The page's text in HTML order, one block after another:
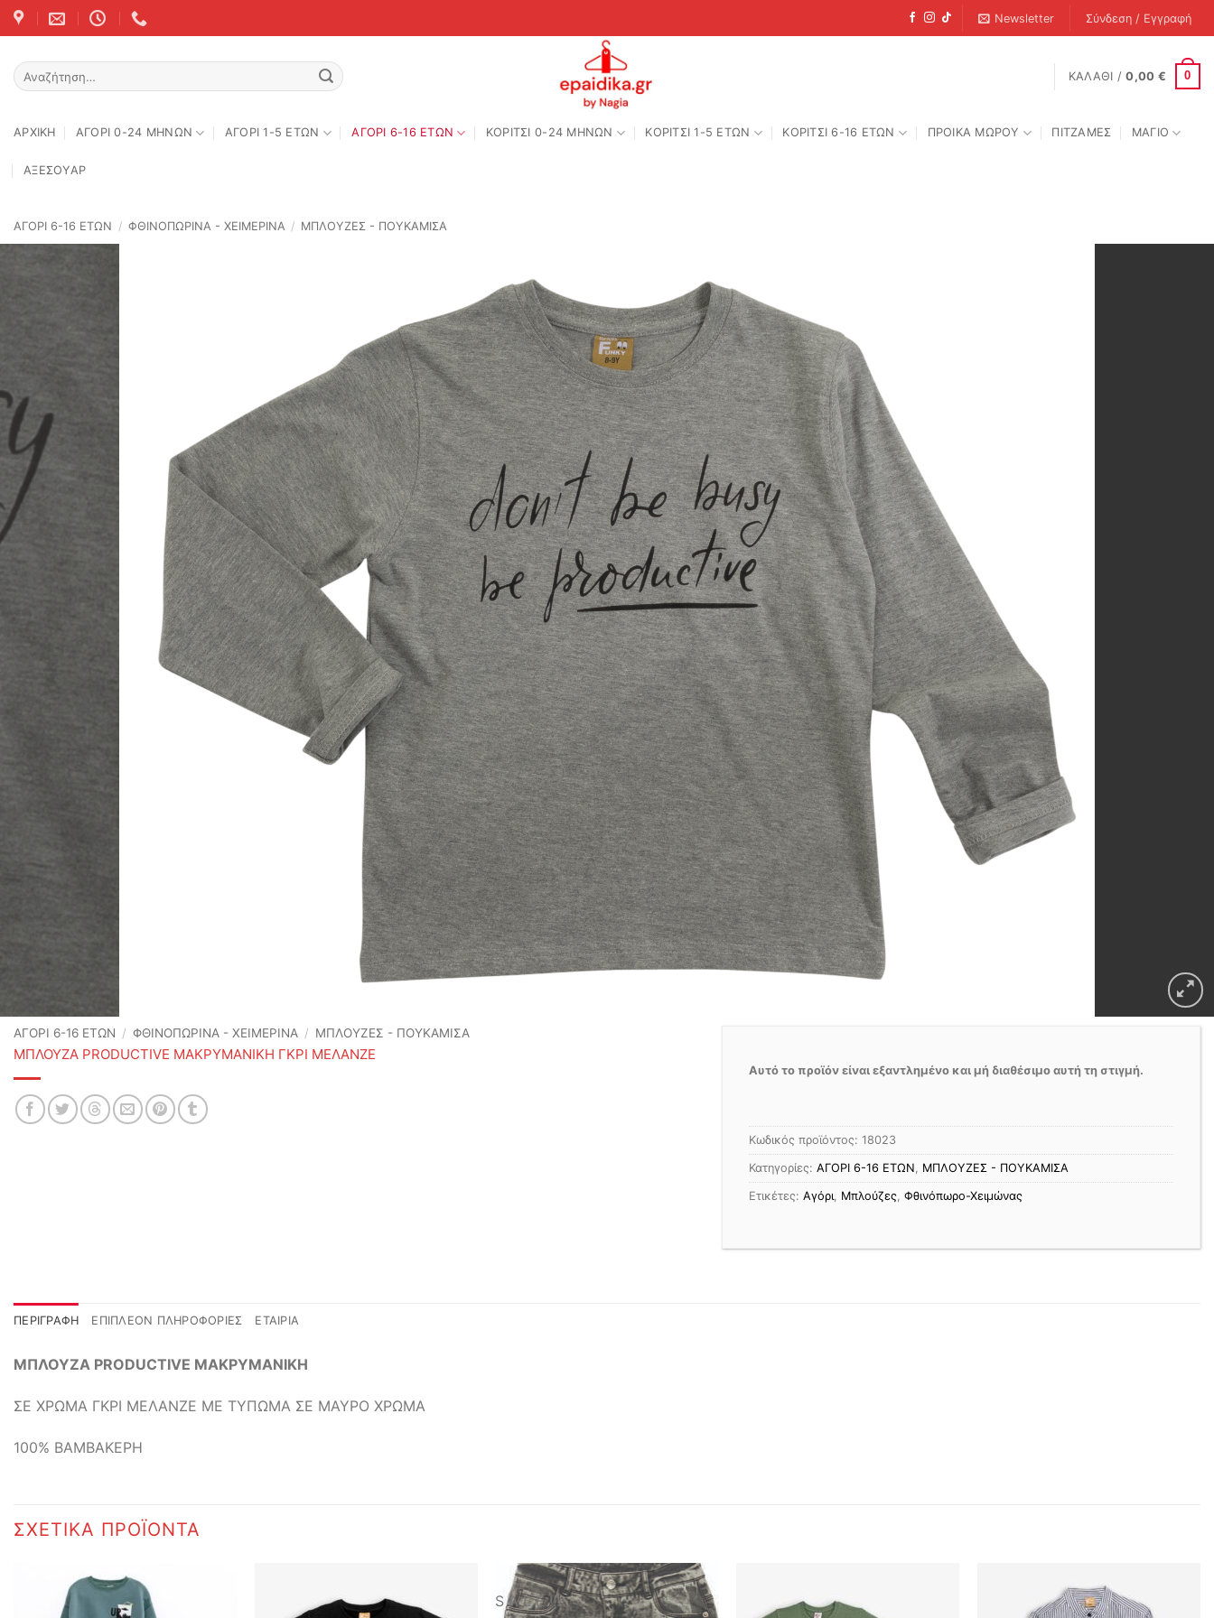
Skip
to
Newsletter Σύνδεση / Εγγραφή
Αναζήτηση
για:
ΚΑΛΆΘΙ /0,00 € 0
ΑΡΧΙΚΉ ΑΓΟΡΙ 0-24 MΗΝΩΝ ΑΓΟΡΙ 1-5 ΕΤΩΝ ΑΓΟΡΙ 6-16 ΕΤΩΝ ΚΟΡΙΤΣΙ 0-24 MΗΝΩΝ ΚΟΡΙΤΣΙ 1-5 ΕΤΩΝ ΚΟΡΙΤΣΙ 6-16 ΕΤΩΝ ΠΡΟΙΚΑ ΜΩΡΟΥ ΠΙΤΖΑΜΕΣ ΜΑΓΙΟ
ΑΞΕΣΟΥΑΡ
ΑΓΟΡΙ 6-16 ΕΤΩΝ / ΦΘΙΝΟΠΩΡΙΝΆ - ΧΕΙΜΕΡΙΝΆ / ΜΠΛΟΥΖΕΣ - ΠΟΥΚΑΜΙΣΑ
ΑΓΟΡΙ 6-16 ΕΤΩΝ / ΦΘΙΝΟΠΩΡΙΝΆ - ΧΕΙΜΕΡΙΝΆ / ΜΠΛΟΥΖΕΣ - ΠΟΥΚΑΜΙΣΑ
ΜΠΛΟΥΖΑ PRODUCTIVE ΜΑΚΡΥΜΑΝΙΚΗ ΓΚΡΙ ΜΕΛΑΝΖΕ
Αυτό το προϊόν είναι εξαντλημένο και μή διαθέσιμο αυτή τη στιγμή.
Κωδικός προϊόντος: 18023
Κατηγορίες: ΑΓΟΡΙ 6-16 ΕΤΩΝ, ΜΠΛΟΥΖΕΣ - ΠΟΥΚΑΜΙΣΑ
Ετικέτες: Αγόρι, Μπλούζες, Φθινόπωρο-Χειμώνας
ΠΕΡΙΓΡΑΦΉ ΕΠΙΠΛΈΟΝ ΠΛΗΡΟΦΟΡΊΕΣ ΕΤΑΙΡΊΑ
ΜΠΛΟΥΖΑ PRODUCTIVE ΜΑΚΡΥΜΑΝΙΚΗ
ΣΕ ΧΡΩΜΑ ΓΚΡΙ ΜΕΛΑΝΖΕ ΜΕ ΤΥΠΩΜΑ ΣΕ ΜΑΥΡΟ ΧΡΩΜΑ
100% ΒΑΜΒΑΚΕΡΗ
ΣΧΕΤΙΚΆ ΠΡΟΪΌΝΤΑ
S A L E !!!